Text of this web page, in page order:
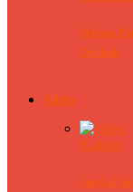
Wisata
Orchids
Kuliner
Kuliner
Spesial